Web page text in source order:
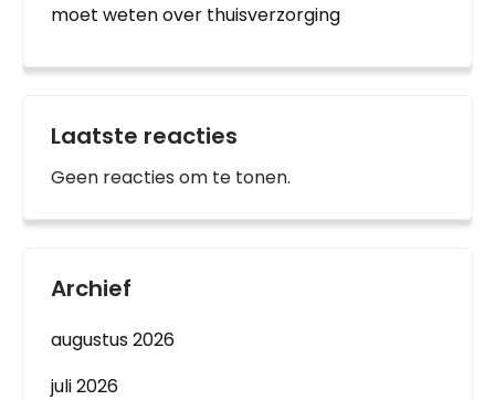
moet weten over thuisverzorging
Laatste reacties
Geen reacties om te tonen.
Archief
augustus 2026
juli 2026